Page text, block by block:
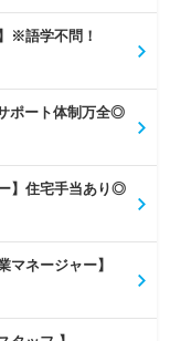
※語学不問！
ポート体制万全◎
】住宅手当あり◎
マネージャー】